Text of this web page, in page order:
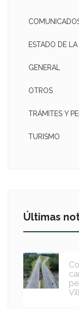
ESTADO DE
GENERAL
OTROS
TRÁMITES Y
TURISMO
Últimas